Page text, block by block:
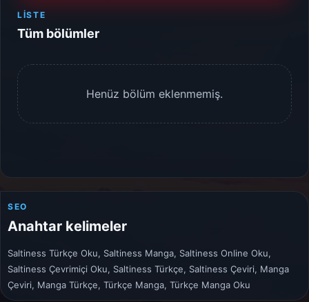
LISTE
Tüm bölümler
Henüz bölüm eklenmemiş.
SEO
Anahtar kelimeler
Saltiness Türkçe Oku, Saltiness Manga, Saltiness Online Oku,
Saltiness Çevrimiçi Oku, Saltiness Türkçe, Saltiness Çeviri, Manga
Çeviri, Manga Türkçe, Türkçe Manga, Türkçe Manga Oku